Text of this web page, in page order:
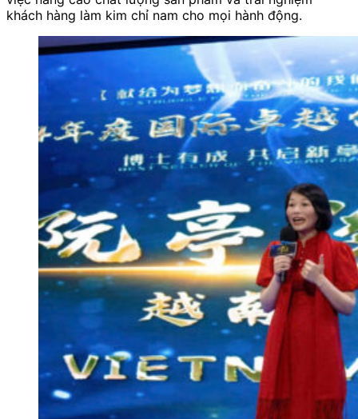
khách hàng làm kim chỉ nam cho mọi hành động.